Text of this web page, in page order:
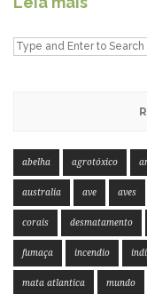
abelha agrotóxico
australia ave aves
corais desmatamento
fumaça incendio
mata atlantica mundo